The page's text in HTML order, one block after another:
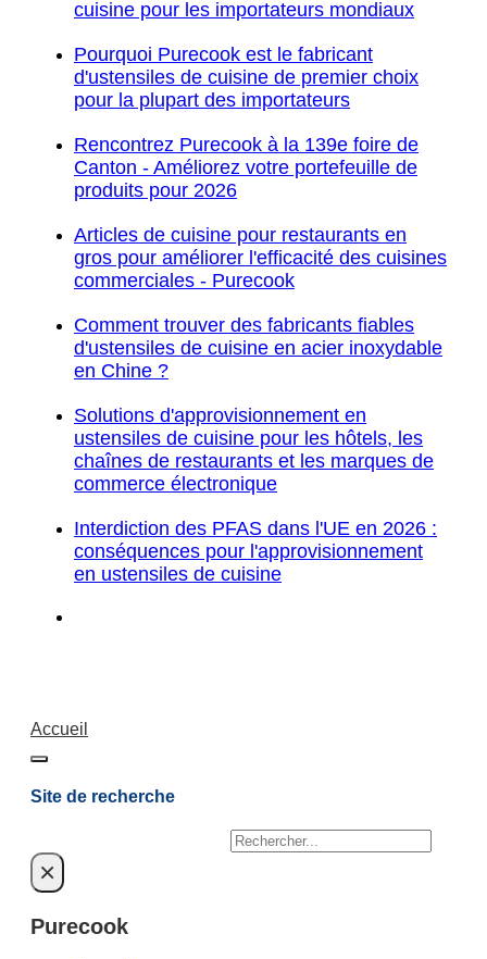
cuisine pour les importateurs mondiaux
Pourquoi Purecook est le fabricant
d'ustensiles de cuisine de premier choix
pour la plupart des importateurs
Rencontrez Purecook à la 139e foire de
Canton - Améliorez votre portefeuille de
produits pour 2026
Articles de cuisine pour restaurants en
gros pour améliorer l'efficacité des cuisines
commerciales - Purecook
Comment trouver des fabricants fiables
d'ustensiles de cuisine en acier inoxydable
en Chine ?
Solutions d'approvisionnement en
ustensiles de cuisine pour les hôtels, les
chaînes de restaurants et les marques de
commerce électronique
Interdiction des PFAS dans l'UE en 2026 :
conséquences pour l'approvisionnement
en ustensiles de cuisine
Accueil
Site de recherche
Rechercher
×
Purecook